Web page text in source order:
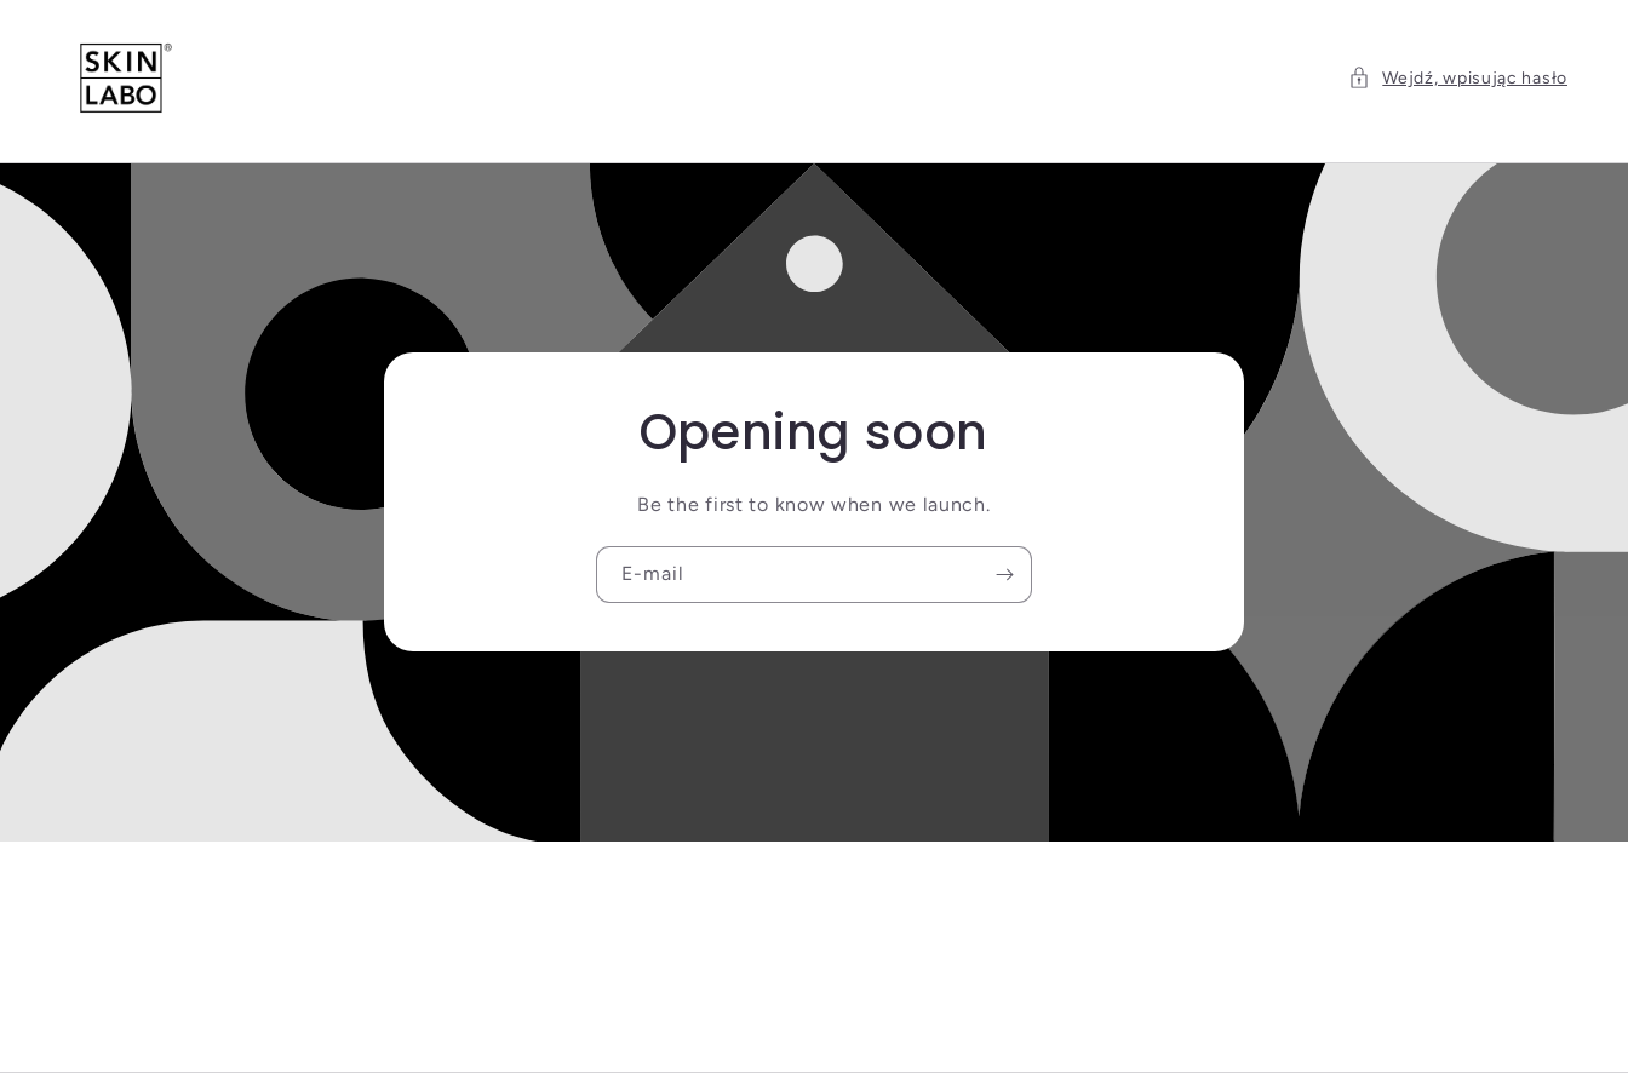
treści
Wejdź, wpisując hasło
Opening soon
Be the first to know when we launch.
E-mail